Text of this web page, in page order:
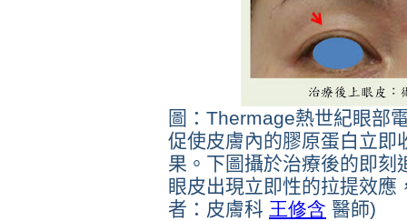
圖：Thermage熱世紀眼部
促使皮膚內的膠原蛋白立即
果。下圖攝於治療後的即刻
眼皮出現立即性的拉提效
者：皮膚科 王修含 醫師)